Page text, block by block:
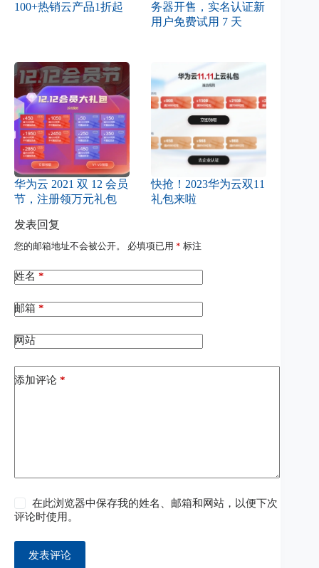
100+热销云产品1折起
务器开售，实名认证新
用户免费试用 7 天
华为云 2021 双 12 会员
节，注册领万元礼包
快抢！2023华为云双11
礼包来啦
发表回复
您的邮箱地址不会被公开。 必填项已用 * 标注
姓名 *
邮箱 *
网站
添加评论 *
在此浏览器中保存我的姓名、邮箱和网站，以便下次
评论时使用。
发表评论